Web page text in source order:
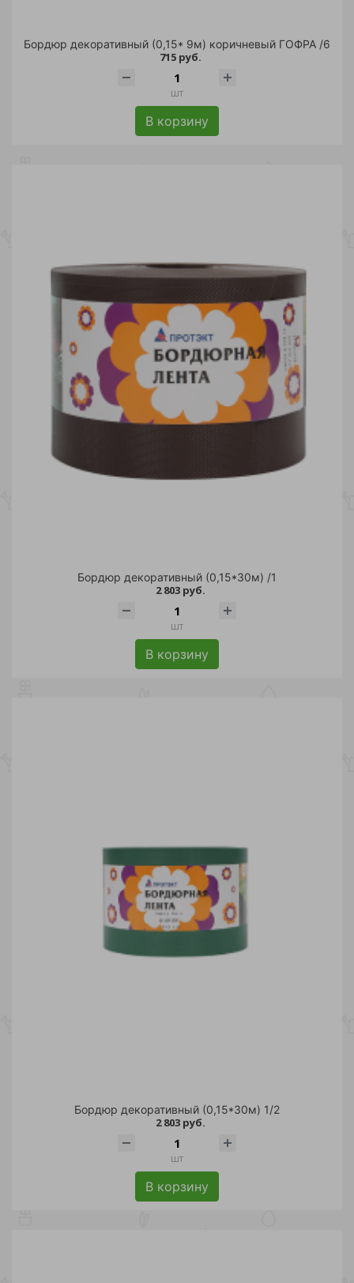
Бордюр декоративный (0,15* 9м) коричневый ГОФРА /6
715 руб.
шт
В корзину
Бордюр декоративный (0,15*30м) /1
2 803 руб.
шт
В корзину
Бордюр декоративный (0,15*30м) 1/2
2 803 руб.
шт
В корзину